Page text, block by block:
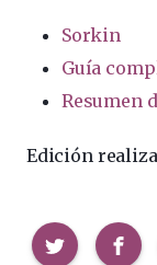
Sorkin
Guía
Resumen
Edición
Compartir